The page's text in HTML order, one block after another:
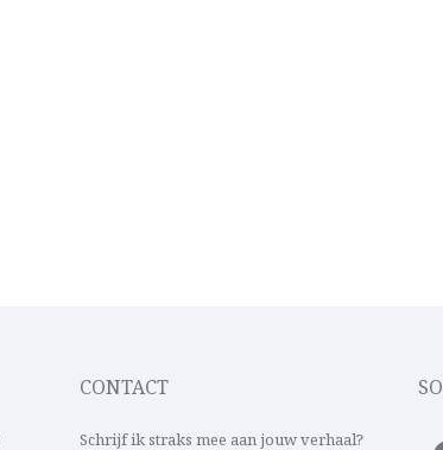
CONTACT
Schrijf ik straks mee aan jouw verhaal?